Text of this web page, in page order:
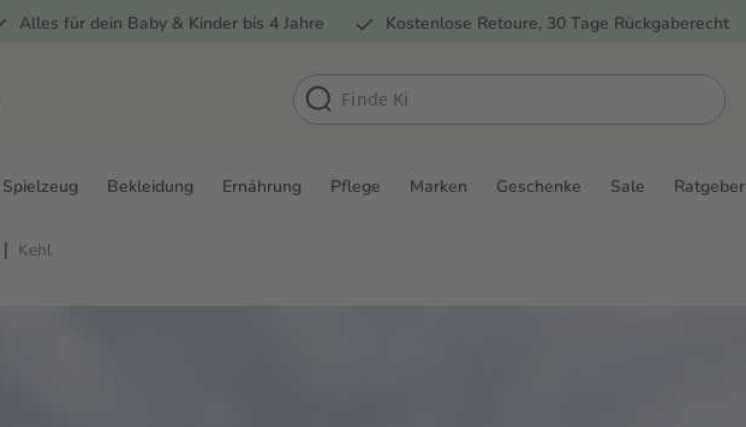
Alles für dein Baby & Kinder bis 4 Jahre Kostenlose Retoure, 30 Tage Rückgaberecht
Spielzeug Bekleidung Ernährung Pflege Marken Geschenke Sale Ratgeber
| Kehl